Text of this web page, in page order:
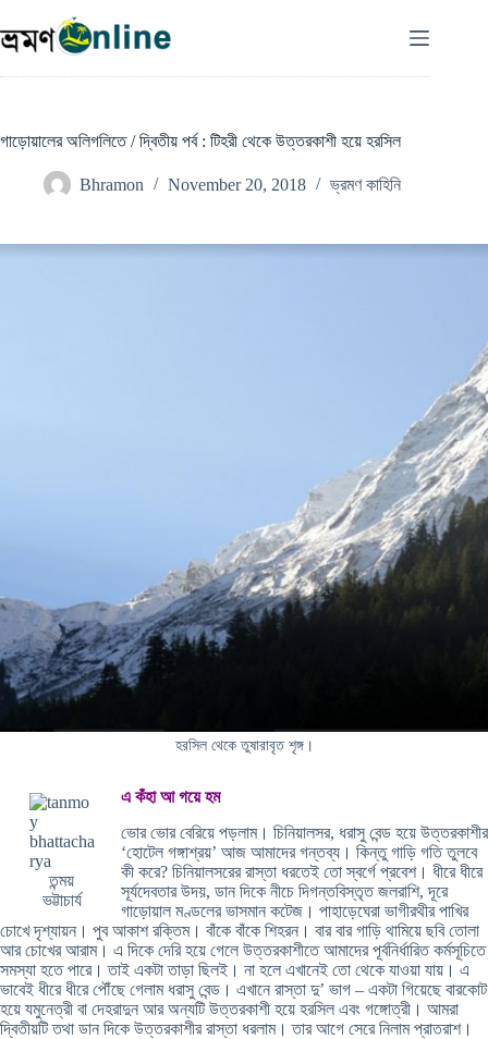
to
content
গাড়োয়ালের অলিগলিতে / দ্বিতীয় পর্ব : টিহরী থেকে উত্তরকাশী হয়ে হরসিল
Bhramon November 20, 2018 ভ্রমণ কাহিনি
হরসিল থেকে তুষারাবৃত শৃঙ্গ।
তন্ময়
ভট্টাচার্য
এ কঁহা আ গয়ে হম
ভোর ভোর বেরিয়ে পড়লাম। চিনিয়ালসর, ধরাসু বেন্ড হয়ে উত্তরকাশীর
‘হোটেল গঙ্গাশ্রয়’ আজ আমাদের গন্তব্য। কিন্তু গাড়ি গতি তুলবে
কী করে? চিনিয়ালসরের রাস্তা ধরতেই তো স্বর্গে প্রবেশ। ধীরে ধীরে
সূর্যদেবতার উদয়, ডান দিকে নীচে দিগন্তবিস্তৃত জলরাশি, দূরে
গাড়োয়াল মণ্ডলের ভাসমান কটেজ। পাহাড়েঘেরা ভাগীরথীর পাখির
চোখে দৃশ্যায়ন। পুব আকাশ রক্তিম। বাঁকে বাঁকে শিহরন। বার বার গাড়ি থামিয়ে ছবি তোলা
আর চোখের আরাম। এ দিকে দেরি হয়ে গেলে উত্তরকাশীতে আমাদের পূর্বনির্ধারিত কর্মসূচিতে
সমস্যা হতে পারে। তাই একটা তাড়া ছিলই। না হলে এখানেই তো থেকে যাওয়া যায়। এ
ভাবেই ধীরে ধীরে পৌঁছে গেলাম ধরাসু বেন্ড। এখানে রাস্তা দু’ ভাগ – একটা গিয়েছে বারকোট
হয়ে যমুনেত্রী বা দেহরাদুন আর অন্যটি উত্তরকাশী হয়ে হরসিল এবং গঙ্গোত্রী। আমরা
দ্বিতীয়টি তথা ডান দিকে উত্তরকাশীর রাস্তা ধরলাম। তার আগে সেরে নিলাম প্রাতরাশ।